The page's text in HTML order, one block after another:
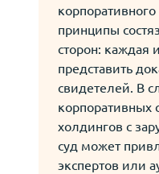
принципы
сторон: каждая
представить
свидетелей. В
корпоративных
холдингов с
суд может
экспертов или